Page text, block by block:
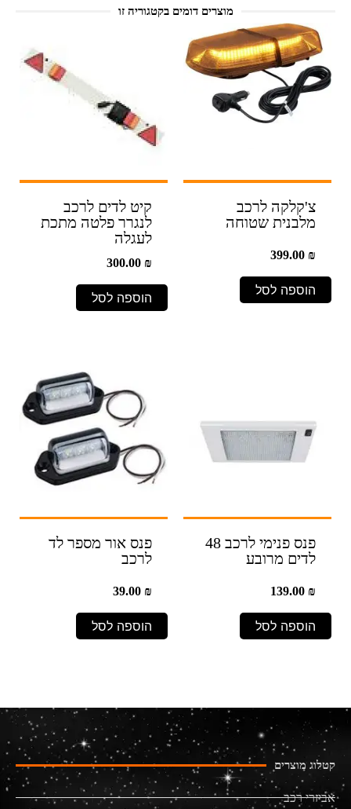
מוצרים דומים בקטגוריה זו
צ'קלקה לרכב
מלבנית שטוחה
399.00₪
הוספה לסל
קיט לדים לרכב
לנגרר פלטה מתכת
לעגלה
300.00₪
הוספה לסל
פנס פנימי לרכב 48
לדים מרובע
139.00₪
הוספה לסל
פנס אור מספר לד
לרכב
39.00₪
הוספה לסל
קטלוג מוצרים
אביזרי רכב